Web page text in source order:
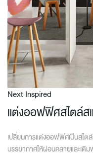
Next Inspired
แต่งออฟฟิศสไตล์ส
เปลี่ยนการแต่งออฟฟิศเป็นสไต
บรรยากาศให้ผ่อนคลายและเติ